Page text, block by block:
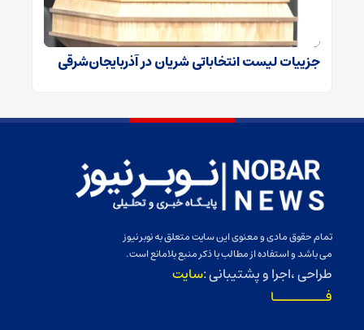
جزییات لیست انتخاباتی شریان در آذربایجان‌شرقی
تمام حقوق مادی و معنوی این سایت متعلق به نوبر نیوز
می باشد و استفاده از مطالب با ذکر منبع بلامانع است.
طراحی ،اجرا و پشتیبانی :سایت
فـــــــــا